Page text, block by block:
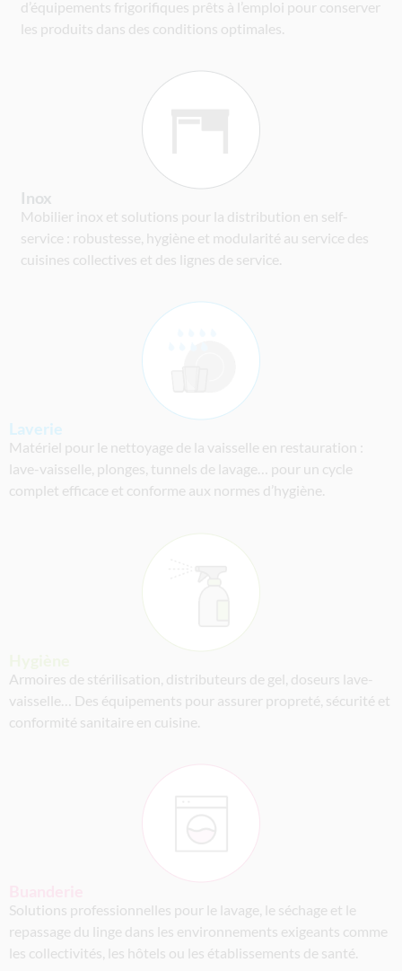
d’équipements frigorifiques prêts à l’emploi pour conserver
les produits dans des conditions optimales.
Inox
Mobilier inox et solutions pour la distribution en self-
service : robustesse, hygiène et modularité au service des
cuisines collectives et des lignes de service.
Laverie
Matériel pour le nettoyage de la vaisselle en restauration :
lave-vaisselle, plonges, tunnels de lavage… pour un cycle
complet efficace et conforme aux normes d’hygiène.
Armoires de stérilisation, distributeurs de gel, doseurs lave-
vaisselle… Des équipements pour assurer propreté, sécurité et
conformité sanitaire en cuisine.
Solutions professionnelles pour le lavage, le séchage et le
repassage du linge dans les environnements exigeants comme
les collectivités, les hôtels ou les établissements de santé.